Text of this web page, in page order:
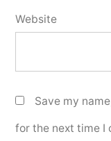
Website
Save my
for the next time I